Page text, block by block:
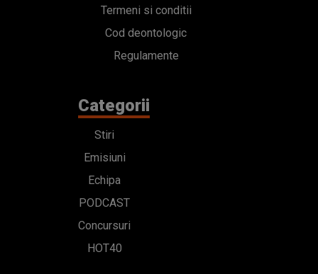
Termeni si conditii
Cod deontologic
Regulamente
Categorii
Stiri
Emisiuni
Echipa
PODCAST
Concursuri
HOT40